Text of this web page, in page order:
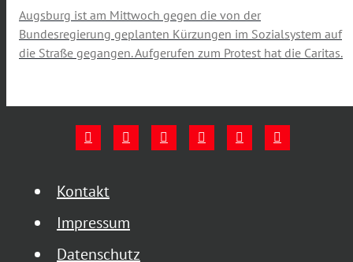
Augsburg ist am Mittwoch gegen die von der
Bundesregierung geplanten Kürzungen im Sozialsystem auf
die Straße gegangen. Aufgerufen zum Protest hat die Caritas.
Kontakt
Impressum
Datenschutz